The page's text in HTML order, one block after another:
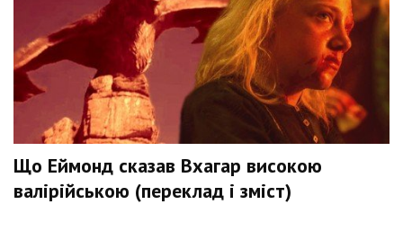
Що Еймонд сказав Вхагар високою
валірійською (переклад і зміст)